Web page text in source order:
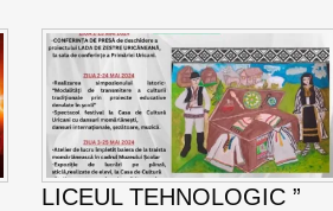
LICEUL TEHNOLOGIC ”